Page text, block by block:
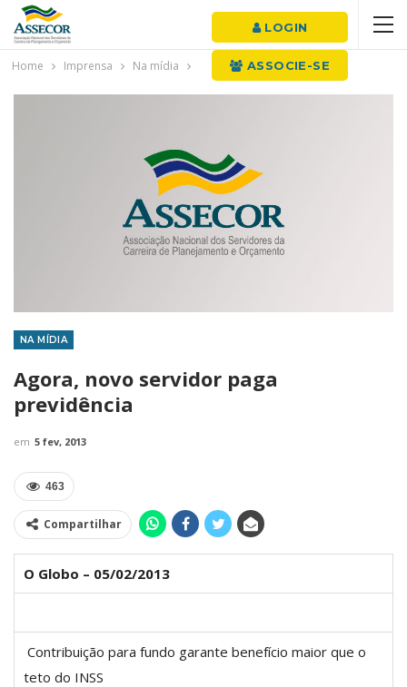
LOGIN
ASSOCIE-SE
Home Imprensa Na mídia
NA MÍDIA
Agora, novo servidor paga
previdência
em 5 fev, 2013
463
Compartilhar
O Globo – 05/02/2013
Contribuição para fundo garante benefício maior que o
teto do INSS